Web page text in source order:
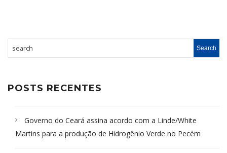
POSTS RECENTES
Governo do Ceará assina acordo com a Linde/White
Martins para a produção de Hidrogênio Verde no Pecém